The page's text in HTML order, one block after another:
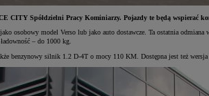
CITY Spółdzielni Pracy Kominiarzy. Pojazdy te będą wspierać
model Verso lub jako auto dostawcze. Ta ostatnia
– do 1000 kg.
silnik 1.2 D-4T o mocy 110 KM. Dostępna jest też wersja